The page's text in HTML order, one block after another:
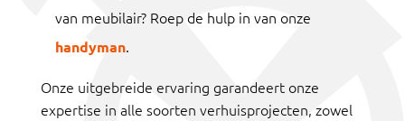
van meubilair? Roep de hulp in van onze
handyman.
Onze uitgebreide ervaring garandeert onze
expertise in alle soorten verhuisprojecten, zowel